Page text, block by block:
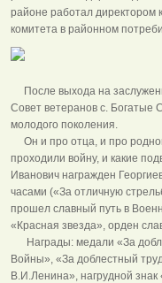
районе работал директором
комитета в районном
После выхода на
Совет ветеранов с. Богатые
молодого поколения.
Он и про отца, и про
проходили войну, и какие
Иванович награжден
часами («За отличную
прошел славный путь в
«Красная звезда», орден
Награды: медали «За
Войны», «За доблестный
В.И.Ленина», нагрудной знак